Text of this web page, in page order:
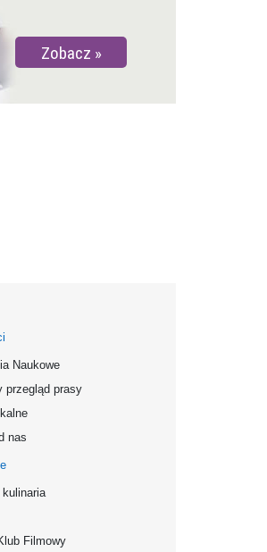
Zobacz
Naukowe
przegląd prasy
nas
kulinaria
Filmowy